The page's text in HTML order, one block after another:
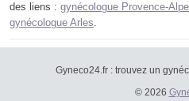
des liens : gynécologue Provence-
gynécologue Arles.
Gyneco24.fr : trouvez un
© 2026